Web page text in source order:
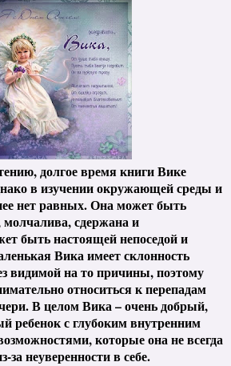
долгое время книги Вике
в изучении окружающей среды и
нет равных. Она может быть
молчалива, сдержана и
быть настоящей непоседой и
Вика имеет склонность
видимой на то причины, поэтому
относиться к перепадам
В целом Вика – очень добрый,
ребенок с глубоким внутренним
которые она не всегда
за неуверенности в себе.